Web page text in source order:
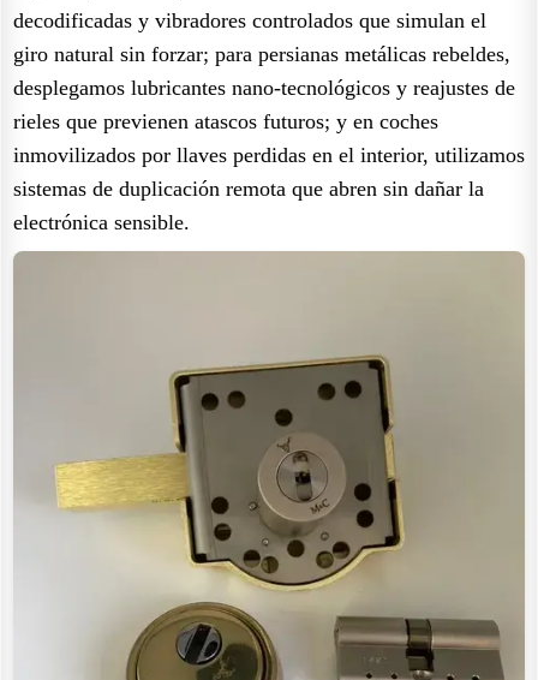
decodificadas y vibradores controlados que simulan el
giro natural sin forzar; para persianas metálicas rebeldes,
desplegamos lubricantes nano-tecnológicos y reajustes de
rieles que previenen atascos futuros; y en coches
inmovilizados por llaves perdidas en el interior, utilizamos
sistemas de duplicación remota que abren sin dañar la
electrónica sensible.